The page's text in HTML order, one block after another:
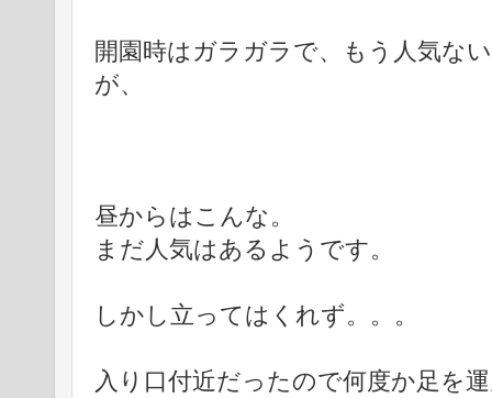
開園時はガラガラで、もう人気な
が、
昼からはこんな。
まだ人気はあるようです。
しかし立ってはくれず。。。
入り口付近だったので何度か足を